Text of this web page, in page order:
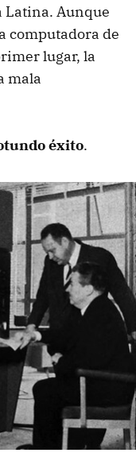
Latina. Aunque
computadora de
lugar, la
mala
éxito.